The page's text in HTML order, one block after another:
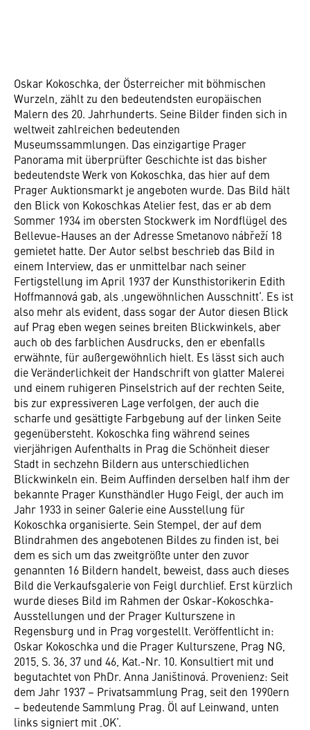
Oskar Kokoschka, der Österreicher mit böhmischen
Wurzeln, zählt zu den bedeutendsten europäischen
Malern des 20. Jahrhunderts. Seine Bilder finden sich in
weltweit zahlreichen bedeutenden
Museumssammlungen. Das einzigartige Prager
Panorama mit überprüfter Geschichte ist das bisher
bedeutendste Werk von Kokoschka, das hier auf dem
Prager Auktionsmarkt je angeboten wurde. Das Bild hält
den Blick von Kokoschkas Atelier fest, das er ab dem
Sommer 1934 im obersten Stockwerk im Nordflügel des
Bellevue-Hauses an der Adresse Smetanovo nábřeží 18
gemietet hatte. Der Autor selbst beschrieb das Bild in
einem Interview, das er unmittelbar nach seiner
Fertigstellung im April 1937 der Kunsthistorikerin Edith
Hoffmannová gab, als ‚ungewöhnlichen Ausschnitt‘. Es ist
also mehr als evident, dass sogar der Autor diesen Blick
auf Prag eben wegen seines breiten Blickwinkels, aber
auch ob des farblichen Ausdrucks, den er ebenfalls
erwähnte, für außergewöhnlich hielt. Es lässt sich auch
die Veränderlichkeit der Handschrift von glatter Malerei
und einem ruhigeren Pinselstrich auf der rechten Seite,
bis zur expressiveren Lage verfolgen, der auch die
scharfe und gesättigte Farbgebung auf der linken Seite
gegenübersteht. Kokoschka fing während seines
vierjährigen Aufenthalts in Prag die Schönheit dieser
Stadt in sechzehn Bildern aus unterschiedlichen
Blickwinkeln ein. Beim Auffinden derselben half ihm der
bekannte Prager Kunsthändler Hugo Feigl, der auch im
Jahr 1933 in seiner Galerie eine Ausstellung für
Kokoschka organisierte. Sein Stempel, der auf dem
Blindrahmen des angebotenen Bildes zu finden ist, bei
dem es sich um das zweitgrößte unter den zuvor
genannten 16 Bildern handelt, beweist, dass auch dieses
Bild die Verkaufsgalerie von Feigl durchlief. Erst kürzlich
wurde dieses Bild im Rahmen der Oskar-Kokoschka-
Ausstellungen und der Prager Kulturszene in
Regensburg und in Prag vorgestellt. Veröffentlicht in:
Oskar Kokoschka und die Prager Kulturszene, Prag NG,
2015, S. 36, 37 und 46, Kat.-Nr. 10. Konsultiert mit und
begutachtet von PhDr. Anna Janištinová. Provenienz: Seit
dem Jahr 1937 – Privatsammlung Prag, seit den 1990ern
– bedeutende Sammlung Prag. Öl auf Leinwand, unten
links signiert mit ‚OK‘.